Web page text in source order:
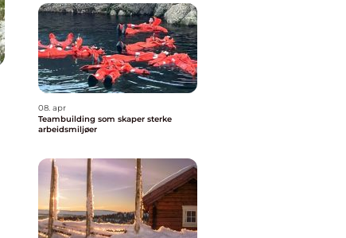
08. apr
Teambuilding som skaper sterke
arbeidsmiljøer